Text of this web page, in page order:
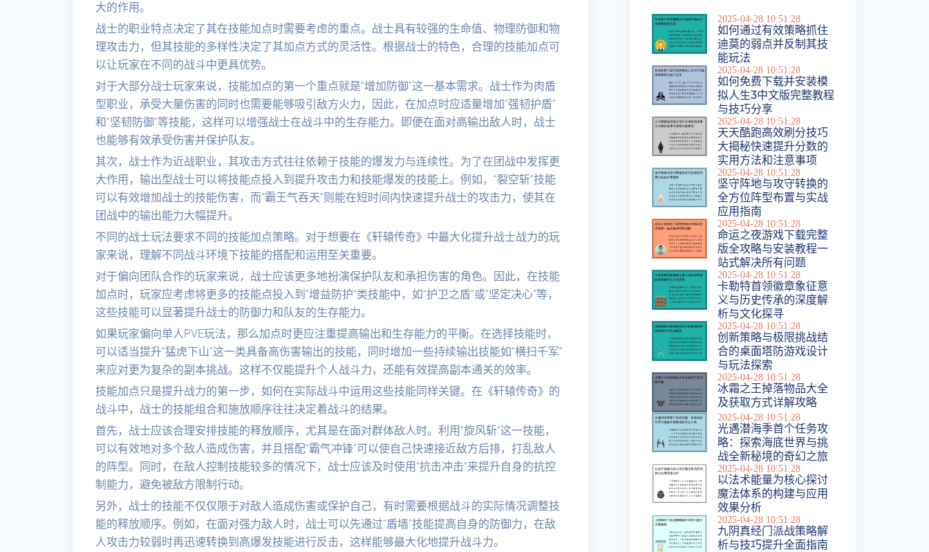
大的作用。
战士的职业特点决定了其在技能加点时需要考虑的重点。战士具有较强的生命值、物理防御和物
理攻击力，但其技能的多样性决定了其加点方式的灵活性。根据战士的特色，合理的技能加点可
以让玩家在不同的战斗中更具优势。
对于大部分战士玩家来说，技能加点的第一个重点就是“增加防御”这一基本需求。战士作为肉盾
型职业，承受大量伤害的同时也需要能够吸引敌方火力，因此，在加点时应适量增加“强韧护盾”
和“坚韧防御”等技能，这样可以增强战士在战斗中的生存能力。即便在面对高输出敌人时，战士
也能够有效承受伤害并保护队友。
其次，战士作为近战职业，其攻击方式往往依赖于技能的爆发力与连续性。为了在团战中发挥更
大作用，输出型战士可以将技能点投入到提升攻击力和技能爆发的技能上。例如，“裂空斩”技能
可以有效增加战士的技能伤害，而“霸王气吞天”则能在短时间内快速提升战士的攻击力，使其在
团战中的输出能力大幅提升。
不同的战士玩法要求不同的技能加点策略。对于想要在《轩辕传奇》中最大化提升战士战力的玩
家来说，理解不同战斗环境下技能的搭配和运用至关重要。
对于偏向团队合作的玩家来说，战士应该更多地扮演保护队友和承担伤害的角色。因此，在技能
加点时，玩家应考虑将更多的技能点投入到“增益防护”类技能中，如“护卫之盾”或“坚定决心”等，
这些技能可以显著提升战士的防御力和队友的生存能力。
如果玩家偏向单人PVE玩法，那么加点时更应注重提高输出和生存能力的平衡。在选择技能时，
可以适当提升“猛虎下山”这一类具备高伤害输出的技能，同时增加一些持续输出技能如“横扫千军”
来应对更为复杂的副本挑战。这样不仅能提升个人战斗力，还能有效提高副本通关的效率。
技能加点只是提升战力的第一步，如何在实际战斗中运用这些技能同样关键。在《轩辕传奇》的
战斗中，战士的技能组合和施放顺序往往决定着战斗的结果。
首先，战士应该合理安排技能的释放顺序，尤其是在面对群体敌人时。利用“旋风斩”这一技能，
可以有效地对多个敌人造成伤害，并且搭配“霸气冲锋”可以使自己快速接近敌方后排，打乱敌人
的阵型。同时，在敌人控制技能较多的情况下，战士应该及时使用“抗击冲击”来提升自身的抗控
制能力，避免被敌方限制行动。
另外，战士的技能不仅仅限于对敌人造成伤害或保护自己，有时需要根据战斗的实际情况调整技
能的释放顺序。例如，在面对强力敌人时，战士可以先通过“盾墙”技能提高自身的防御力，在敌
人攻击力较弱时再迅速转换到高爆发技能进行反击，这样能够最大化地提升战斗力。
2025-04-28 10:51:28
如何通过有效策略抓住
迪莫的弱点并反制其技
能玩法
2025-04-28 10:51:28
如何免费下载并安装模
拟人生3中文版完整教程
与技巧分享
2025-04-28 10:51:28
天天酷跑高效刷分技巧
大揭秘快速提升分数的
实用方法和注意事项
2025-04-28 10:51:28
坚守阵地与攻守转换的
全方位阵型布置与实战
应用指南
2025-04-28 10:51:28
命运之夜游戏下载完整
版全攻略与安装教程一
站式解决所有问题
2025-04-28 10:51:28
卡勒特首领徽章象征意
义与历史传承的深度解
析与文化探寻
2025-04-28 10:51:28
创新策略与极限挑战结
合的桌面塔防游戏设计
与玩法探索
2025-04-28 10:51:28
冰霜之王掉落物品大全
及获取方式详解攻略
2025-04-28 10:51:28
光遇潜海季首个任务攻
略：探索海底世界与挑
战全新秘境的奇幻之旅
2025-04-28 10:51:28
以法术能量为核心探讨
魔法体系的构建与应用
效果分析
2025-04-28 10:51:28
九阴真经门派战策略解
析与技巧提升全面指南